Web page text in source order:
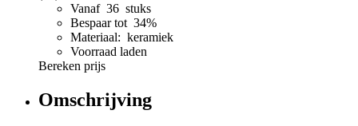
Vanaf 36 stuks
Bespaar tot 34%
Materiaal: keramiek
Voorraad laden
Bereken prijs
Omschrijving